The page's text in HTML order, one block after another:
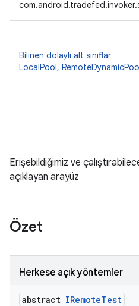
Bilinen dolaylı alt sınıflar
LocalPool,
Erişebildiğimiz ve
açıklayan arayüz
Özet
Herkese açık yöntemler
abstract IRemoteTest